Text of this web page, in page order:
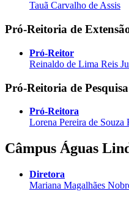
Tauã Carvalho de Assis
Pró-Reitoria de
Pró-Reitor
Reinaldo de Lima Reis
Pró-Reitoria de
Pró-Reitora
Lorena Pereira de Souza
Câmpus Águas
Diretora
Mariana Magalhães